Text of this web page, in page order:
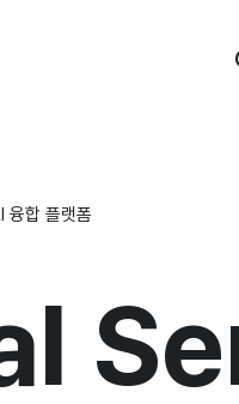
융합 플랫폼